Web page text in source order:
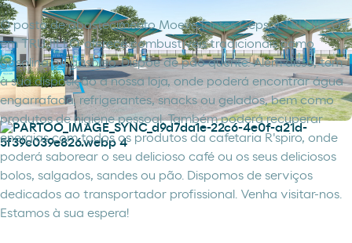
O posto de abastecimento Moeve (antes Cepsa) TRUJILLO-I
em TRUJILLO, oferece combustíveis tradicionais como
gasolina ou gasóleo. Dispõe de pão quente. Além disso, tem
à sua disposição a nossa loja, onde poderá encontrar água
engarrafada, refrigerantes, snacks ou gelados, bem como
produtos de higiene pessoal. Também poderá recuperar
energias com todos os produtos da cafetaria R'spiro, onde
poderá saborear o seu delicioso café ou os seus deliciosos
bolos, salgados, sandes ou pão. Dispomos de serviços
dedicados ao transportador profissional. Venha visitar-nos.
Estamos à sua espera!